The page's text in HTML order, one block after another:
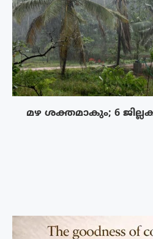
മഴ ശക്തമാകും; 6